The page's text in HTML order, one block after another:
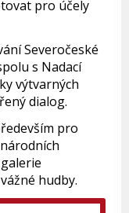
pro účely
Severočeské
s Nadací
výtvarných
dialog.
pro
hudby.